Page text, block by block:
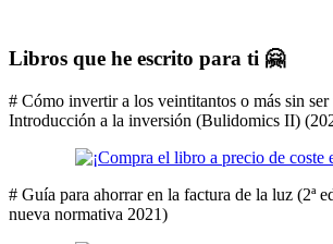
Libros que he escrito para ti 🤗
# Cómo invertir a los veintitantos o más sin ser
Introducción a la inversión (Bulidomics II)
# Guía para ahorrar en la factura de la luz (2ª
nueva normativa 2021)